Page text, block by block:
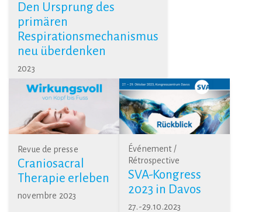
Den Ursprung des
primären
Respirationsmechanismus
neu überdenken
2023
Revue de presse
Craniosacral
Therapie erleben
novembre 2023
Événement /
Rétrospective
SVA-Kongress
2023 in Davos
27.-29.10.2023